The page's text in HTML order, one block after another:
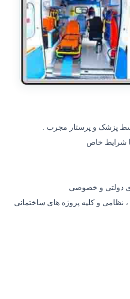
پزشک و پرستار مجرب .
دولتی و خصوصی
نظامی و کلیه پروژه های ساختمانی